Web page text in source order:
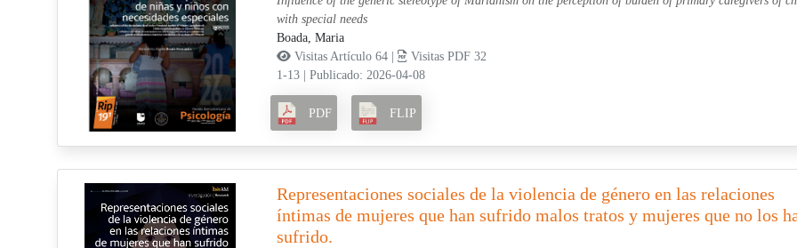
with special needs
Boada, Maria
Visitas Artículo 64 |
Visitas PDF 32
1-13
Publicado: 2026-04-08
PDF FLIP
Representaciones sociales de la violencia de género en las relaciones
íntimas de mujeres que han sufrido malos tratos y mujeres que no los
sufrido.